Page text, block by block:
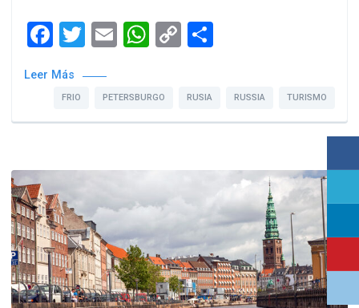
Facebook
Twitter
EmailWhatsApp
Copy
Leer Más
FRIO PETERSBURGO RUSIA RUSSIA TURISMO